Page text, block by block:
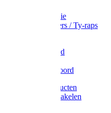
Tape en folie
Kabelbinders / Ty-raps
Metselkoord
Elastisch koord
Afdekproducten
Heffen en takelen